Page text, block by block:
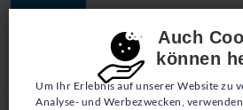
Consent-Einstellungen
Auch
können
Um Ihr Erlebnis auf unserer Website zu
Analyse- und Werbezwecken, verwenden